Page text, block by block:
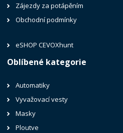
Zájezdy za potápěním
Obchodní podmínky
eSHOP CEVOXhunt
Oblíbené kategorie
Automatiky
Vyvažovací vesty
Masky
Ploutve